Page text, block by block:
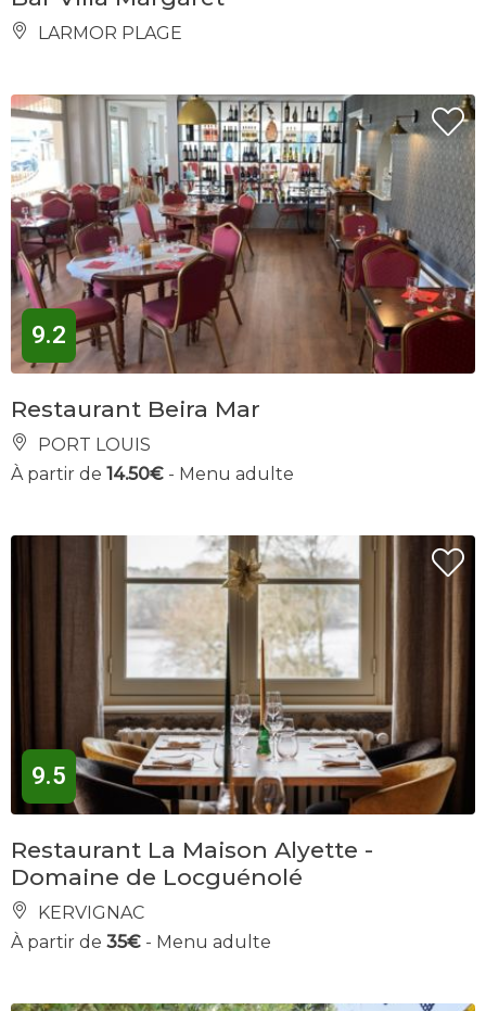
LARMOR PLAGE
9.2
Restaurant Beira Mar
PORT LOUIS
À partir de 14.50€ - Menu adulte
9.5
Restaurant La Maison Alyette -
Domaine de Locguénolé
KERVIGNAC
À partir de 35€ - Menu adulte